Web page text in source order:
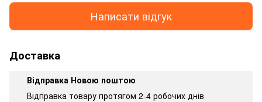
Написати відгук
Доставка
Відправка Новою поштою
Відправка товару протягом 2-4 робочих днів